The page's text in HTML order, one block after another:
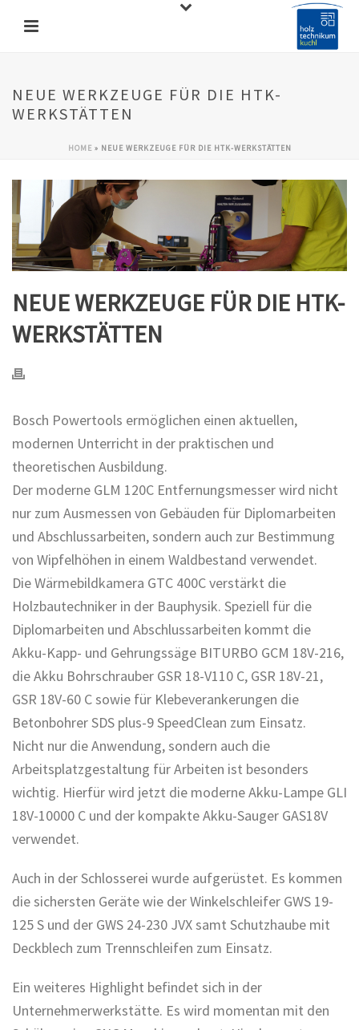
NEUE WERKZEUGE FÜR DIE HTK-
WERKSTÄTTEN
HOME» NEUE WERKZEUGE FÜR DIE HTK-WERKSTÄTTEN
NEUE WERKZEUGE FÜR DIE HTK-
WERKSTÄTTEN
Bosch Powertools ermöglichen einen aktuellen,
modernen Unterricht in der praktischen und
theoretischen Ausbildung.
Der moderne GLM 120C Entfernungsmesser wird nicht
nur zum Ausmessen von Gebäuden für Diplomarbeiten
und Abschlussarbeiten, sondern auch zur Bestimmung
von Wipfelhöhen in einem Waldbestand verwendet.
Die Wärmebildkamera GTC 400C verstärkt die
Holzbautechniker in der Bauphysik. Speziell für die
Diplomarbeiten und Abschlussarbeiten kommt die
Akku-Kapp- und Gehrungssäge BITURBO GCM 18V-216,
die Akku Bohrschrauber GSR 18-V110 C, GSR 18V-21,
GSR 18V-60 C sowie für Klebeverankerungen die
Betonbohrer SDS plus-9 SpeedClean zum Einsatz.
Nicht nur die Anwendung, sondern auch die
Arbeitsplatzgestaltung für Arbeiten ist besonders
wichtig. Hierfür wird jetzt die moderne Akku-Lampe GLI
18V-10000 C und der kompakte Akku-Sauger GAS18V
verwendet.
Auch in der Schlosserei wurde aufgerüstet. Es kommen
die sichersten Geräte wie der Winkelschleifer GWS 19-
125 S und der GWS 24-230 JVX samt Schutzhaube mit
Deckblech zum Trennschleifen zum Einsatz.
Ein weiteres Highlight befindet sich in der
Unternehmerwerkstätte. Es wird momentan mit den